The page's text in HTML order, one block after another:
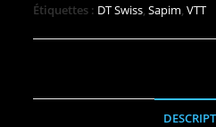
Étiquettes : DT Swiss,Sapim,VTT